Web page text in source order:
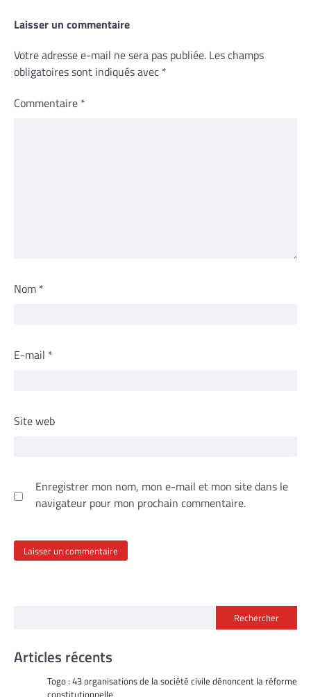
Laisser un commentaire
Votre adresse e-mail ne sera pas publiée. Les champs
obligatoires sont indiqués avec *
Commentaire *
Nom *
E-mail *
Site web
Enregistrer mon nom, mon e-mail et mon site dans le
navigateur pour mon prochain commentaire.
Rechercher
Articles récents
Togo : 43 organisations de la société civile dénoncent la réforme